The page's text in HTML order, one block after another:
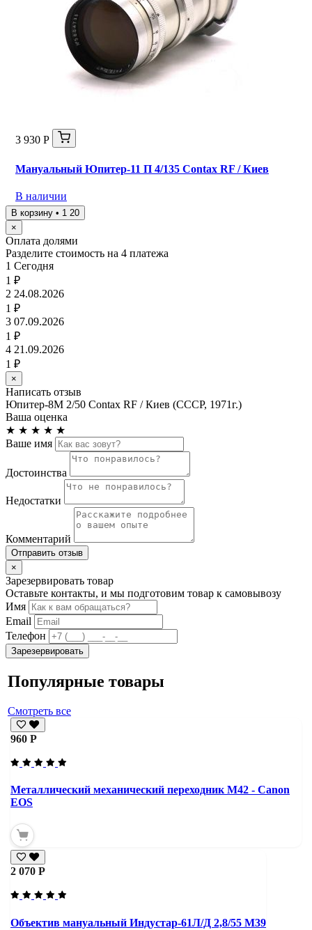
3 930 Р
Мануальный Юпитер-11 П 4/135 Contax RF / Киев
В наличии
В корзину • 1 20
×
Оплата долями
Разделите стоимость на 4 платежа
1 Сегодня
1 ₽
2 24.08.2026
1 ₽
3 07.09.2026
1 ₽
4 21.09.2026
1 ₽
×
Написать отзыв
Юпитер-8М 2/50 Contax RF / Киев (СССР, 1971г.)
Ваша оценка
★ ★ ★ ★ ★
Ваше имя
Достоинства
Недостатки
Комментарий
Отправить отзыв
×
Зарезервировать товар
Оставьте контакты, и мы подготовим товар к самовывозу
Имя
Email
Телефон
Зарезервировать
Популярные товары
Смотреть все
960 Р
Металлический механический переходник M42 - Canon
EOS
2 070 Р
Объектив мануальный Индустар-61Л/Д 2,8/55 М39